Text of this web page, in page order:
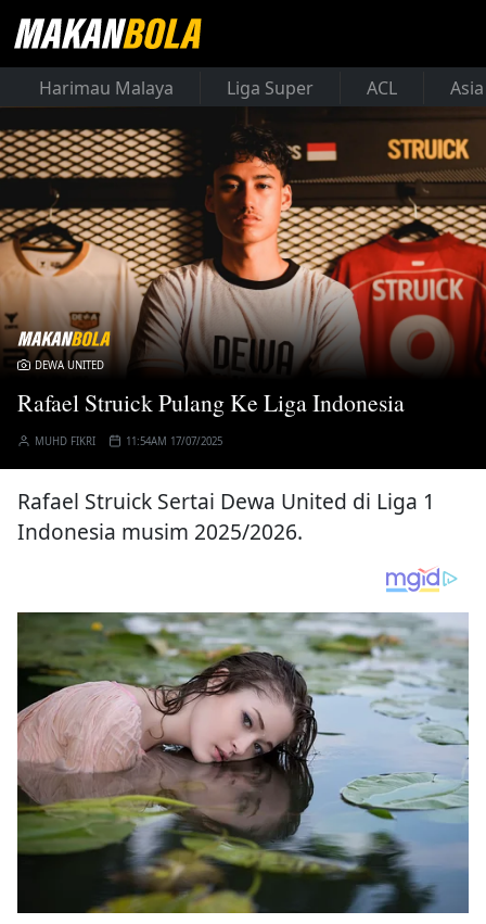
Harimau Malaya Liga Super ACL
DEWA UNITED
Rafael Struick Pulang Ke Liga Indonesia
MUHD FIKRI 11:54AM 17/07/2025
Rafael Struick Sertai Dewa United di Liga 1
Indonesia musim 2025/2026.